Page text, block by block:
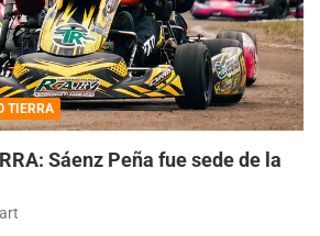
TIERRA
Sáenz Peña fue sede de la